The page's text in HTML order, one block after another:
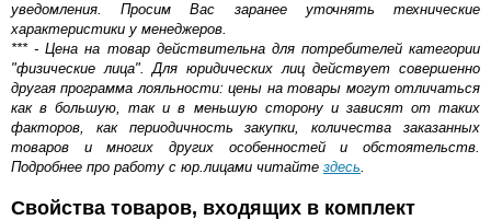
уведомления. Просим Вас заранее уточнять технические
характеристики у менеджеров.
*** - Цена на товар действительна для потребителей категории
"физические лица". Для юридических лиц действует совершенно
другая программа лояльности: цены на товары могут отличаться
как в большую, так и в меньшую сторону и зависят от таких
факторов, как периодичность закупки, количества заказанных
товаров и многих других особенностей и обстоятельств.
Подробнее про работу с юр.лицами читайте здесь.
Свойства товаров, входящих в комплект